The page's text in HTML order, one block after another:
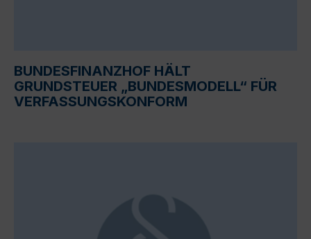
BUNDESFINANZHOF HÄLT
GRUNDSTEUER „BUNDESMODELL“ FÜR
VERFASSUNGSKONFORM